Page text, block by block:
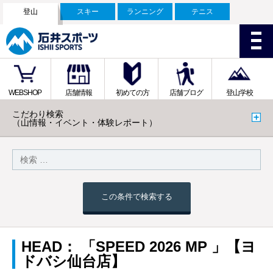
登山 スキー ランニング テニス
WEBSHOP 店舗情報 初めての方 店舗ブログ 登山学校
こだわり検索
（山情報・イベント・体験レポート）
この条件で検索する
HEAD： 「SPEED 2026 MP 」【ヨ
ドバシ仙台店】